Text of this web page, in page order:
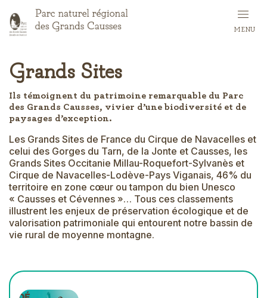
to
main
MENU
Grands Sites
Ils témoignent du patrimoine remarquable du Parc
des Grands Causses, vivier d’une biodiversité et de
paysages d’exception.
Les Grands Sites de France du Cirque de Navacelles et
celui des Gorges du Tarn, de la Jonte et Causses, les
Grands Sites Occitanie Millau-Roquefort-Sylvanès et
Cirque de Navacelles-Lodève-Pays Viganais, 46% du
territoire en zone cœur ou tampon du bien Unesco
« Causses et Cévennes »… Tous ces classements
illustrent les enjeux de préservation écologique et de
valorisation patrimoniale qui entourent notre bassin de
vie rural de moyenne montagne.